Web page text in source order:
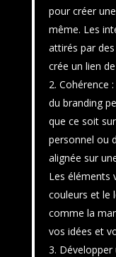
pour créer
même. Les
attirés par
crée un lien
Cohérence
du branding
que ce soit
personnel ou
alignée sur
Les éléments
couleurs et le
comme la
vos idées et
Développer